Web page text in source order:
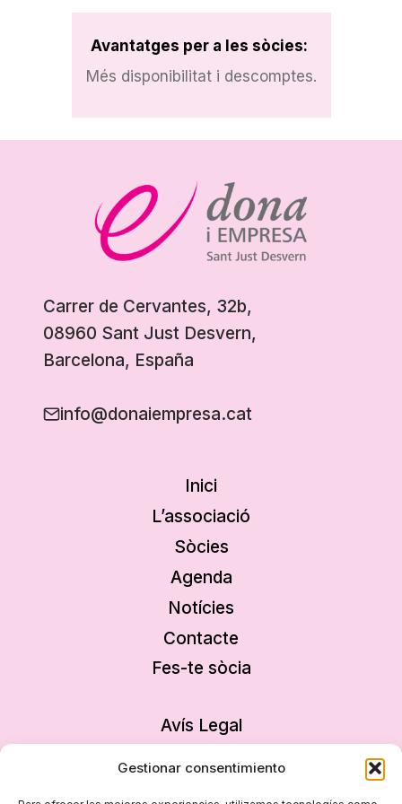
Gestionar consentimiento
Avantatges per a les sòcies:
Més disponibilitat i descomptes.
Carrer de Cervantes, 32b,
08960 Sant Just Desvern,
Barcelona, España
info@donaiempresa.cat
Inici
L’associació
Sòcies
Agenda
Notícies
Contacte
Fes-te sòcia
Avís Legal